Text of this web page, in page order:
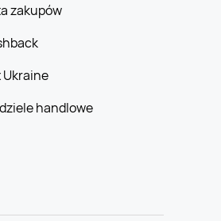
zakupów
Ukraine
handlowe